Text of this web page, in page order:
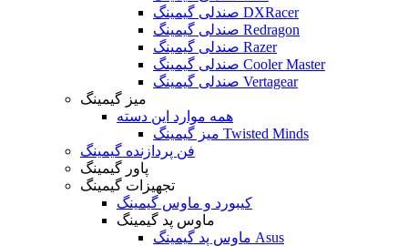
صندلی گیمینگ DXRacer
صندلی گیمینگ Redragon
صندلی گیمینگ Razer
صندلی گیمینگ Cooler Master
صندلی گیمینگ Vertagear
میز گیمینگ
همه موارد این دسته
میز گیمینگ Twisted Minds
فن پردازنده گیمینگ
پاور گیمینگ
تجهیزات گیمینگ
کیبورد و ماوس گیمینگ
ماوس پد گیمینگ
ماوس پد گیمینگ Asus